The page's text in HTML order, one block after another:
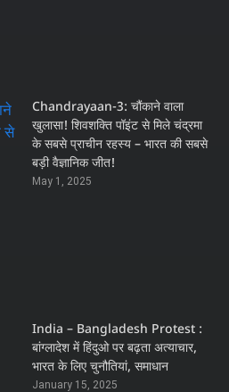
Chandrayaan-3: चौंकाने वाला
खुलासा! शिवशक्ति पॉइंट से मिले चंद्रमा
के सबसे प्राचीन रहस्य – भारत की सबसे
बड़ी वैज्ञानिक जीत!
May 1, 2025
India – Bangladesh Protest :
बांग्लादेश में हिंदुओ पर बढ़ता अत्याचार,
भारत के लिए चुनौतियां, समाधान
January 15, 2025